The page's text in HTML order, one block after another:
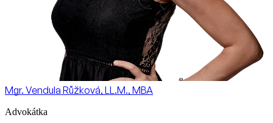
Mgr. Vendula Růžková, LL.M., MBA
Advokátka